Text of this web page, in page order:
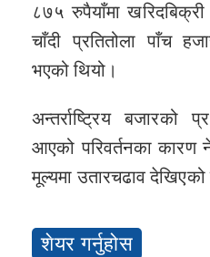
८७५ रुपैयाँमा
चाँदी प्रतितोला पाँच
भएको थियो।
अन्तर्राष्ट्रिय बजारको
आएको परिवर्तनका कारण
मूल्यमा उतारचढाव
शेयर गर्नुहोस